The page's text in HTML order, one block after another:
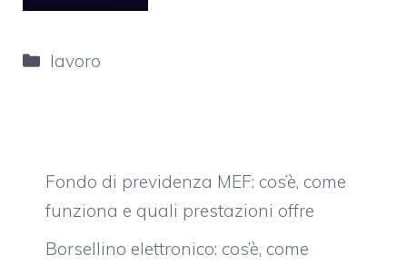
Categorie
lavoro
Fondo di previdenza MEF: cos’è, come
funziona e quali prestazioni offre
Borsellino elettronico: cos’è, come